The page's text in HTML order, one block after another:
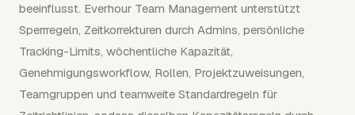
beeinflusst. Everhour Team Management unterstützt
Sperrregeln, Zeitkorrekturen durch Admins, persönliche
Tracking-Limits, wöchentliche Kapazität,
Genehmigungsworkflow, Rollen, Projektzuweisungen,
Teamgruppen und teamweite Standardregeln für